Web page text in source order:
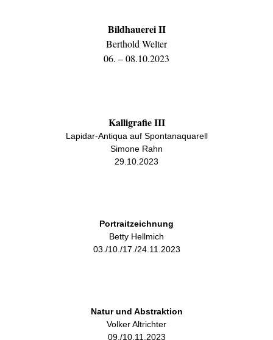
Bildhauerei II
Berthold Welter
06. – 08.10.2023
Kalligrafie III
Lapidar-Antiqua auf Spontanaquarell
Simone Rahn
29.10.2023
Portraitzeichnung
Betty Hellmich
03./10./17./24.11.2023
Natur und Abstraktion
Volker Altrichter
09./10.11.2023